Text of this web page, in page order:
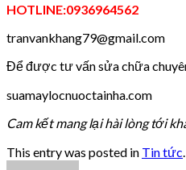
HOTLINE:0936964562
tranvankhang79@gmail.com
Để được tư vấn sửa chữa
suamaylocnuoctainha.com
Cam kết mang lại hài lòng tới
This entry was posted in Tin tức